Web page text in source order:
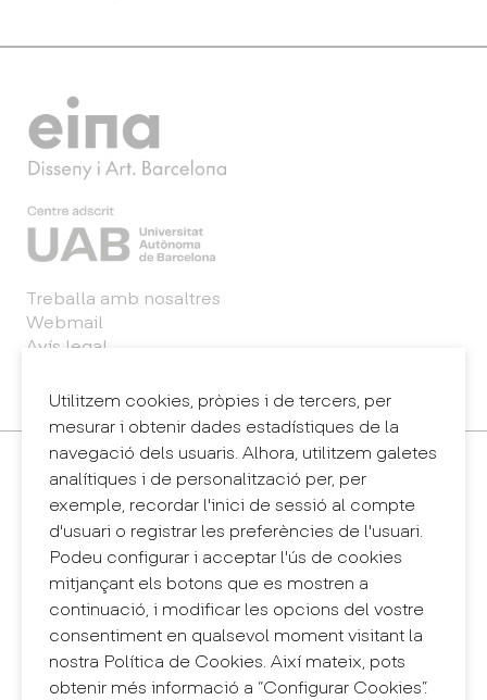
Utilitzem cookies, pròpies i de tercers, per
mesurar i obtenir dades estadístiques de la
navegació dels usuaris. Alhora, utilitzem galetes
analítiques i de personalització per, per
exemple, recordar l'inici de sessió al compte
d'usuari o registrar les preferències de l'usuari.
Podeu configurar i acceptar l'ús de cookies
mitjançant els botons que es mostren a
continuació, i modificar les opcions del vostre
consentiment en qualsevol moment visitant la
nostra Política de Cookies. Així mateix, pots
obtenir més informació a “Configurar Cookies”.
Treballa amb nosaltres
Webmail
Avís legal
Sintema intern d'informació (canal de denúncies)
Contacte
+34 932 030 923
info@eina.cat
Eina Sentmenat
Passeig Santa Eulàlia, 25
08017 Barcelona
+34 672 31 86 57